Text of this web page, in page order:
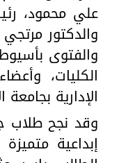
علي محمود،
والدكتور
والفتوى
الكليات،
الإدارية بجامعة
وقد نجح
إبداعية